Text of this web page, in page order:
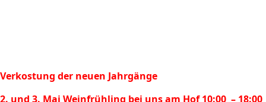
Verkostung der neuen Jahrgänge
2. und 3. Mai Weinfrühling bei uns am Hof 10:00 – 18:00